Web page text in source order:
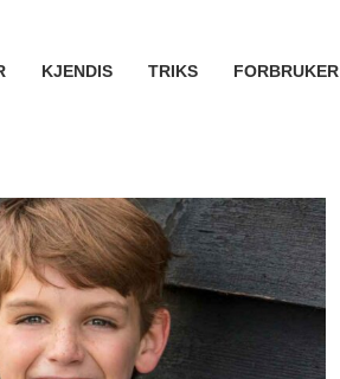
KJENDIS TRIKS FORBRUKER